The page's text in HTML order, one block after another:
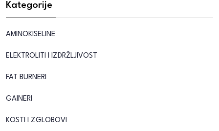
Kategorije
AMINOKISELINE
ELEKTROLITI I IZDRŽLJIVOST
FAT BURNERI
GAINERI
KOSTI I ZGLOBOVI